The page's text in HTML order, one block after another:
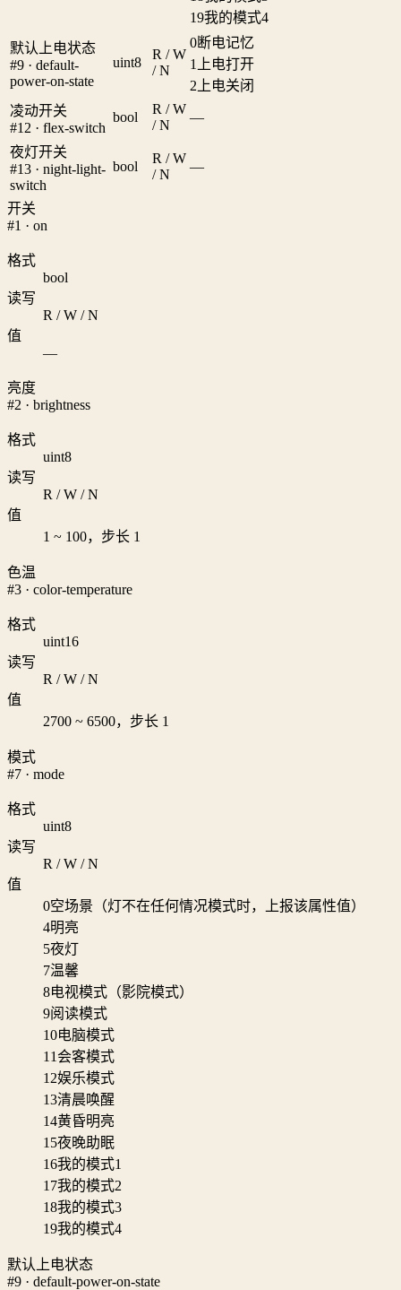
19我的模式4
默认上电状态
#9 · default-
power-on-state
uint8
R / W
/ N
0断电记忆
1
上电打开
2 上电关闭
凌动开关
#12 · flex-switch
bool
R / W
/ N
—
夜灯开关
#13 · night-light-
switch
bool
R / W
/ N
—
开关
#1 · on
格式
bool
读写
R / W / N
值
—
亮度
#2 · brightness
格式
uint8
读写
R / W / N
值
1 ~ 100，步长 1
色温
#3 · color-temperature
格式
uint16
读写
R / W / N
值
2700 ~ 6500，步长 1
模式
#7 · mode
格式
uint8
读写
R / W / N
值
0空场景（灯不在任何情况模式时，上报该属性值）
4明亮
5夜灯
7温馨
8电视模式（影院模式）
9阅读模式
10电脑模式
11 会客模式
12娱乐模式
13清晨唤醒
14黄昏明亮
15夜晚助眠
16我的模式1
17我的模式2
18我的模式3
19我的模式4
默认上电状态
#9 · default-power-on-state